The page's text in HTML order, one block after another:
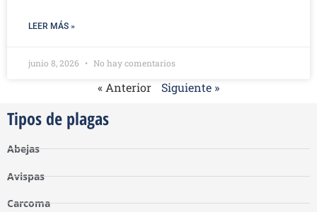
LEER MÁS »
junio 8, 2026 No hay comentarios
« Anterior Siguiente »
Tipos de plagas
Abejas
Avispas
Carcoma